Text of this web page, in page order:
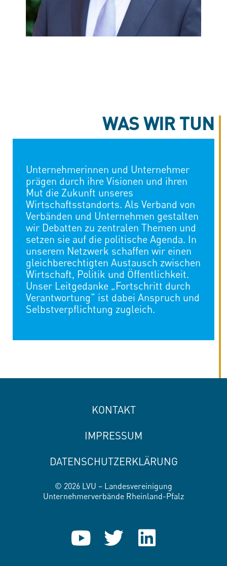
WAS WIR TUN
Unternehmerinnen und Unternehmer
prägen durch ihre Visionen und ihren
Mut die Zukunft unseres
Wirtschaftsstandorts. Als Verband von
Verbänden und Unternehmen gestalten
wir Debatten zu zentralen Themen und
setzen sie auf die politische Agenda. In
unserem Netzwerk schaffen wir einen
gleichberechtigten Austausch zwischen
Wirtschaft, Politik und Öffentlichkeit.
Unser Leitgedanke „Fortschritt durch
Verantwortung“ ist dabei Anspruch und
Selbstverpflichtung zugleich.
KONTAKT
IMPRESSUM
DATENSCHUTZERKLÄRUNG
© 2026 LVU – Landesvereinigung
Unternehmerverbände Rheinland-Pfalz